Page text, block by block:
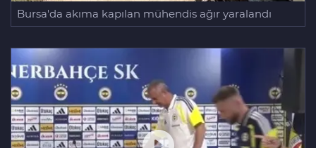
Bursa'da akıma kapılan mühendis ağır yaralandı